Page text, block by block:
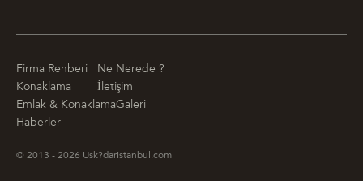
Firma Rehberi
Ne Nerede ?
Konaklama
İletişim
Emlak & KonaklamaGaleri
Haberler
© 2013 - 2026 Usk?darIstanbul.com